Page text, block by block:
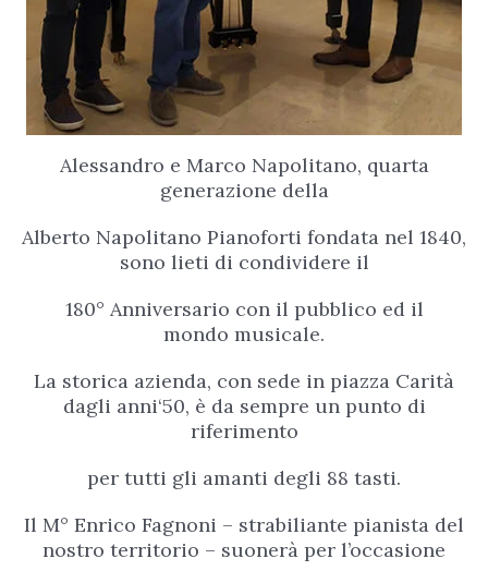
Alessandro e Marco Napolitano, quarta
generazione della
Alberto Napolitano Pianoforti fondata nel 1840,
sono lieti di condividere il
180° Anniversario con il pubblico ed il
mondo musicale.
La storica azienda, con sede in piazza Carità
dagli anni‘50, è da sempre un punto di
riferimento
per tutti gli amanti degli 88 tasti.
Il M° Enrico Fagnoni – strabiliante pianista del
nostro territorio – suonerà per l’occasione